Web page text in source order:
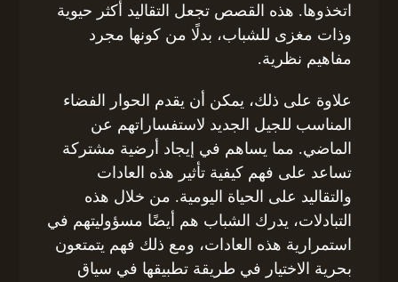
اتخذوها. هذه القصص تجعل التقاليد أكثر حيوية
وذات مغزى للشباب، بدلًا من كونها مجرد
مفاهيم نظرية.
علاوة على ذلك، يمكن أن يقدم الحوار الفضاء
المناسب للجيل الجديد لاستفساراتهم عن
الماضي. مما يساهم في إيجاد أرضية مشتركة
تساعد على فهم كيفية تأثير هذه العادات
والتقاليد على الحياة اليومية. من خلال هذه
التبادلات، يدرك الشباب هم أيضًا مسؤوليتهم في
استمرارية هذه العادات، ومع ذلك فهم يتمتعون
بحرية الاختيار في طريقة تطبيقها في سياق